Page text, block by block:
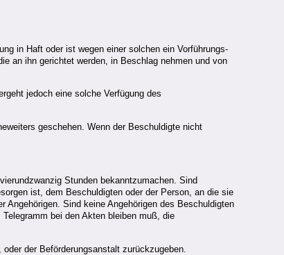
in Haft oder ist wegen einer solchen ein Vorführungs-
an ihn gerichtet werden, in Beschlag nehmen und von
jedoch eine solche Verfügung des
geschehen. Wenn der Beschuldigte nicht
Stunden bekanntzumachen. Sind
ist, dem Beschuldigten oder der Person, an die sie
Sind keine Angehörigen des Beschuldigten
bei den Akten bleiben muß, die
der Beförderungsanstalt zurückzugeben.